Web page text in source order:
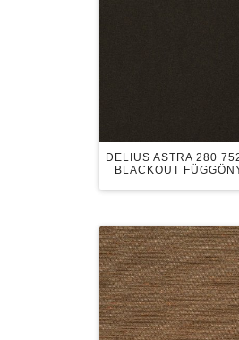
DELIUS ASTRA 280
BLACKOUT